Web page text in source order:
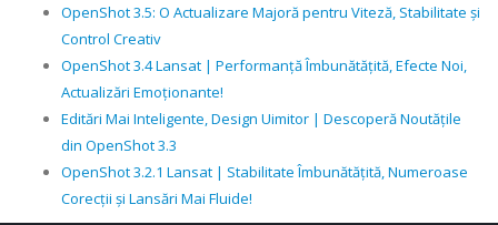
OpenShot 3.5: O Actualizare Majoră pentru Viteză, Stabilitate și
Control Creativ
OpenShot 3.4 Lansat | Performanță Îmbunătățită, Efecte Noi,
Actualizări Emoționante!
Editări Mai Inteligente, Design Uimitor | Descoperă Noutățile
din OpenShot 3.3
OpenShot 3.2.1 Lansat | Stabilitate Îmbunătățită, Numeroase
Corecții și Lansări Mai Fluide!